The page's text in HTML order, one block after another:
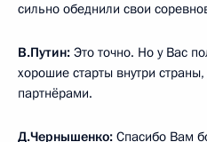
сильно обеднили свои
В.Путин: Это точно. Но у Вас
хорошие старты внутри
партнёрами.
Д.Чернышенко: Спасибо Вам